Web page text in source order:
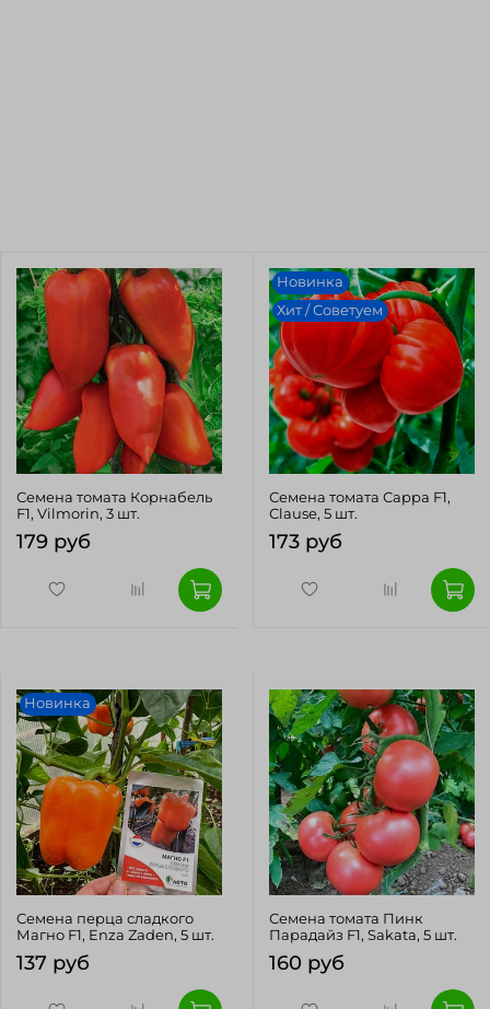
Семена томата Корнабель
F1, Vilmorin, 3 шт.
179 руб
Новинка
Хит / Советуем
Семена томата Сарра F1,
Сlause, 5 шт.
173 руб
Новинка
Cемена перца сладкого
Магно F1, Enza Zaden, 5 шт.
137 руб
Семена томата Пинк
Парадайз F1, Sakata, 5 шт.
160 руб